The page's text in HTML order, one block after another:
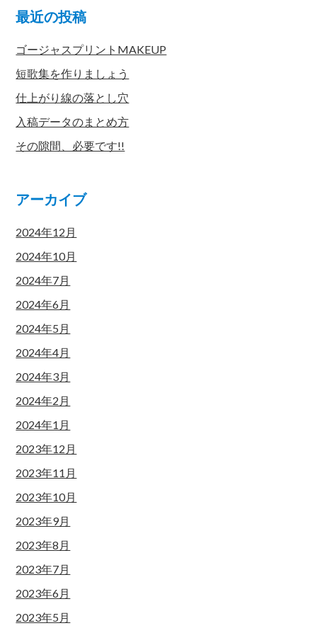
最近の投稿
ゴージャスプリントMAKEUP
短歌集を作りましょう
仕上がり線の落とし穴
入稿データのまとめ方
その隙間、必要です!!
アーカイブ
2024年12月
2024年10月
2024年7月
2024年6月
2024年5月
2024年4月
2024年3月
2024年2月
2024年1月
2023年12月
2023年11月
2023年10月
2023年9月
2023年8月
2023年7月
2023年6月
2023年5月